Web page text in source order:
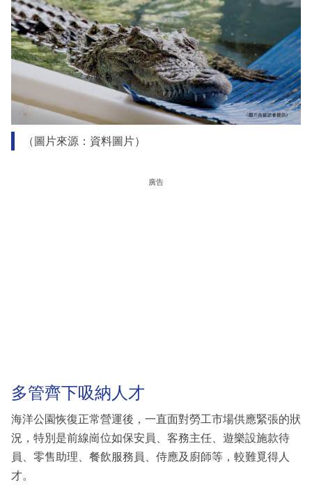
（圖片來源：資料圖片）
廣告
多管齊下吸納人才
海洋公園恢復正常營運後，一直面對勞工市場供應緊張的狀
況，特別是前線崗位如保安員、客務主任、遊樂設施款待
員、零售助理、餐飲服務員、侍應及廚師等，較難覓得人
才。